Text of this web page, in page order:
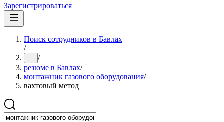
Зарегистрироваться
Поиск сотрудников в Бавлах
/
... /
резюме в Бавлах/
монтажник газового оборудования/
вахтовый метод